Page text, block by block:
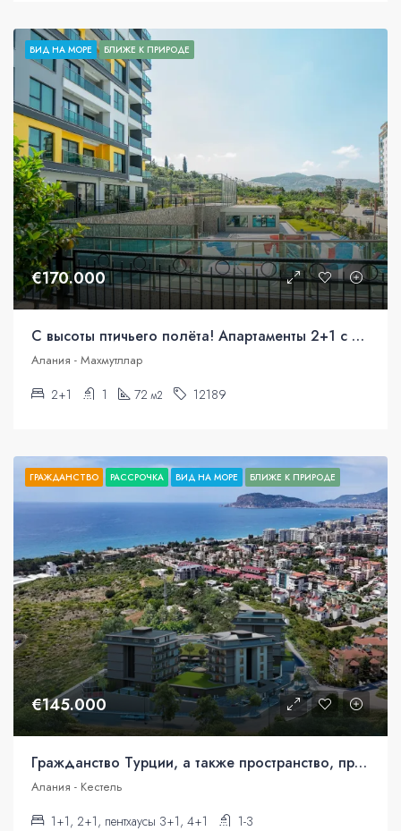
ВИД НА МОРЕ БЛИЖЕ К ПРИРОДЕ
€170.000
С высоты птичьего полёта! Апартаменты 2+1 с панорамным видом.
Алания - Махмутллар
2+1 1 72 м2 12189
ГРАЖДАНСТВО РАССРОЧКА ВИД НА МОРЕ БЛИЖЕ К ПРИРОДЕ
€145.000
Гражданство Турции, а также пространство, природа, виды. Аланья.
Алания - Кестель
1+1, 2+1, пентхаусы 3+1, 4+1
1-3